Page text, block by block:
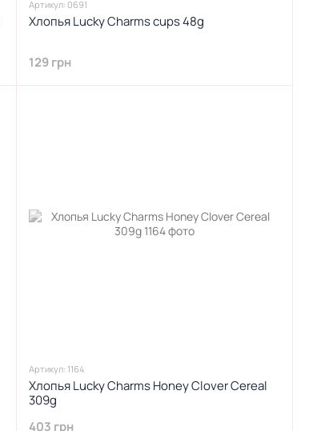
Артикул: 0691
Хлопья Lucky Charms cups 48g
129 грн
Артикул: 1164
Хлопья Lucky Charms Honey Clover Cereal
309g
403 грн